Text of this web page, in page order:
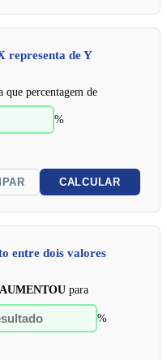
representa de Y
que percentagem de
%
CALCULAR
entre dois valores
AUMENTOUpara
%